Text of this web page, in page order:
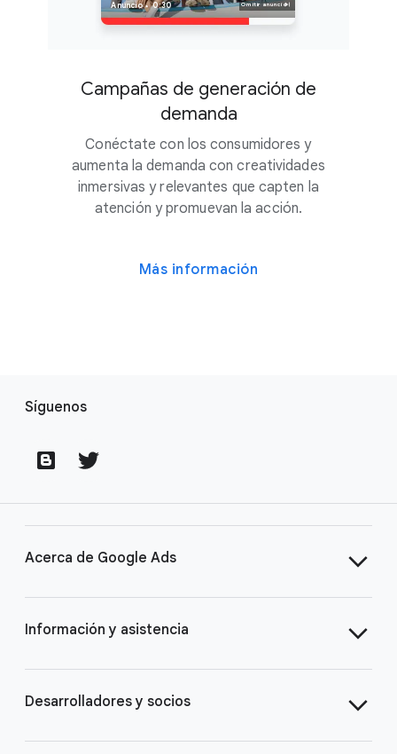
Anuncio 0:30 Omitir anuncio
Campañas de generación de
demanda
Conéctate con los consumidores y
aumenta la demanda con creatividades
inmersivas y relevantes que capten la
atención y promuevan la acción.
Más información
Síguenos
Acerca de Google Ads
Descripción general
Asistencia de expertos
Información y asistencia
Tu guía para Google Ads
Desarrolladores y socios